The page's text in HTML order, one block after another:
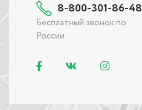
8-800-301-86-48
Бесплатный звонок по
России